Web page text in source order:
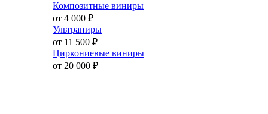
Композитные виниры
от 4 000 ₽
Ультраниры
от 11 500 ₽
Циркониевые виниры
от 20 000 ₽